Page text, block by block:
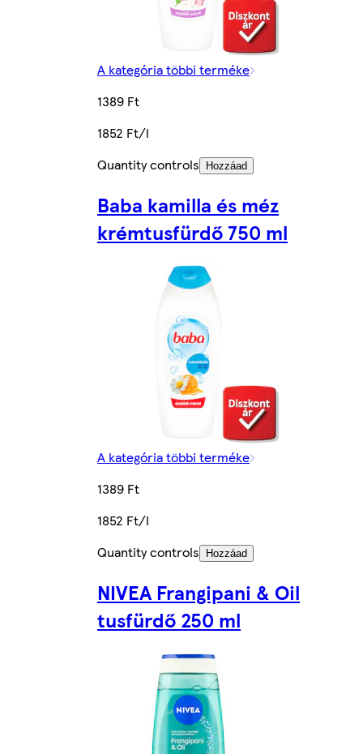
A kategória többi terméke
1389 Ft
1852 Ft/l
Quantity controls
Hozzáad
Baba kamilla és méz
krémtusfürdő 750 ml
A kategória többi terméke
1389 Ft
1852 Ft/l
Quantity controls
Hozzáad
NIVEA Frangipani & Oil
tusfürdő 250 ml